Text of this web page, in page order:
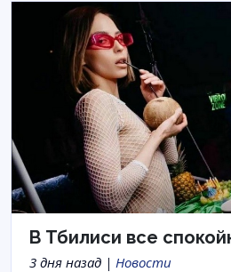
В Тбилиси все
3 дня назад | Новости